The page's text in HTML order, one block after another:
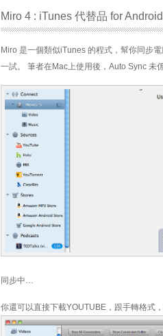
Miro 4 : iTunes 代替品 for
Miro 是一個類似iTunes 的程式，幫你同步
一試。 筆者在Mac上使用後，Auto Sync 未
同步中…
你還可以直接下載YOUTUBE，跟手轉格式，